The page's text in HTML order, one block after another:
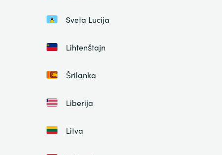
Sveta Lucija
Lihtenštajn
Šrilanka
Liberija
Litva